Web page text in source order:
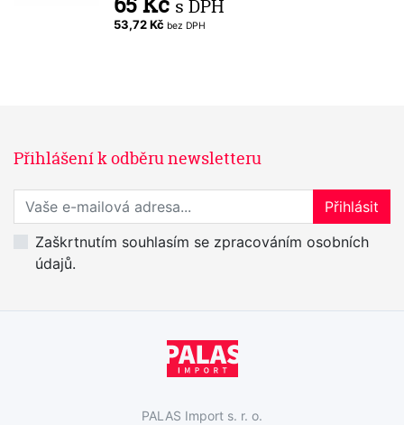
s DPH
53,72 Kč bez DPH
Přihlášení k odběru newsletteru
Přihlaste se k odběru novinek
Přihlásit
Zaškrtnutím souhlasím se zpracováním osobních
údajů.
PALAS Import s. r. o.